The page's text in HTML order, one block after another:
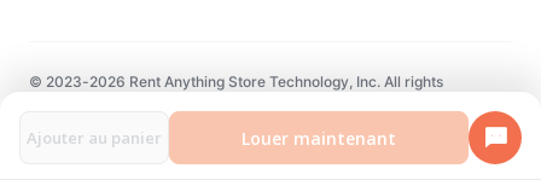
Louer maintenant
Ajouter au panier
© 2023-2026 Rent Anything Store Technology, Inc. All rights